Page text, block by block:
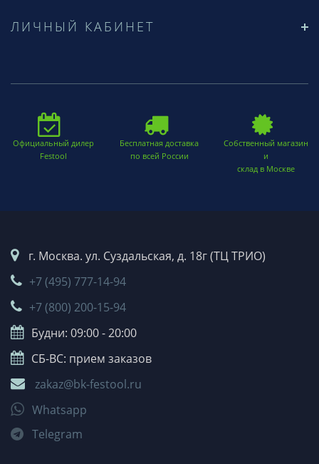
ЛИЧНЫЙ КАБИНЕТ
Официальный дилер
Festool
Бесплатная доставка
по всей России
Собственный магазин
и
склад в Москве
г. Москва. ул. Суздальская, д. 18г (ТЦ ТРИО)
+7 (495) 777-14-94
+7 (800) 200-15-94
Будни: 09:00 - 20:00
СБ-ВС: прием заказов
zakaz@bk-festool.ru
Whatsapp
Telegram